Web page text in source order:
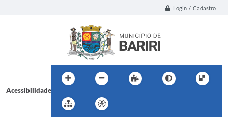
Login / Cadastro
Acessibilidade